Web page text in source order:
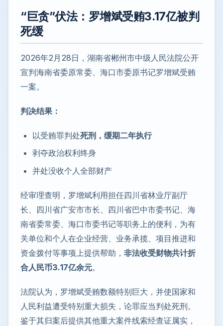
“巨贪”伏法：罗增斌受贿3.17亿被判
死缓
2026年2月28日，湖南省郴州市中级人民法院公开
宣判海南省委原常委、海口市委原书记罗增斌受贿
一案。
判决结果：
以受贿罪判处死刑，缓期二年执行
剥夺政治权利终身
并处没收个人全部财产
经审理查明，罗增斌利用担任四川省林业厅副厅
长、四川省广安市市长、四川省巴中市委书记、海
南省委常委、海口市委书记等职务上的便利，为有
关单位和个人在企业经营、业务承揽、项目推进和
资金拨付等事项上提供帮助， 非法收受财物共计折
合人民币3.17亿余元。
法院认为，罗增斌受贿数额特别巨大，并使国家和
人民利益遭受特别重大损失，论罪应当判处死刑。
鉴于其归案后提供其他重大案件线索经查证属实，